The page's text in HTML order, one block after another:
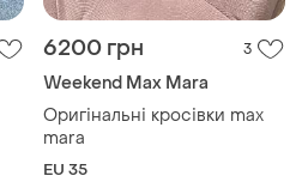
6200 грн 3
Weekend Max Mara
Оригінальні кросівки max
mara
EU 35